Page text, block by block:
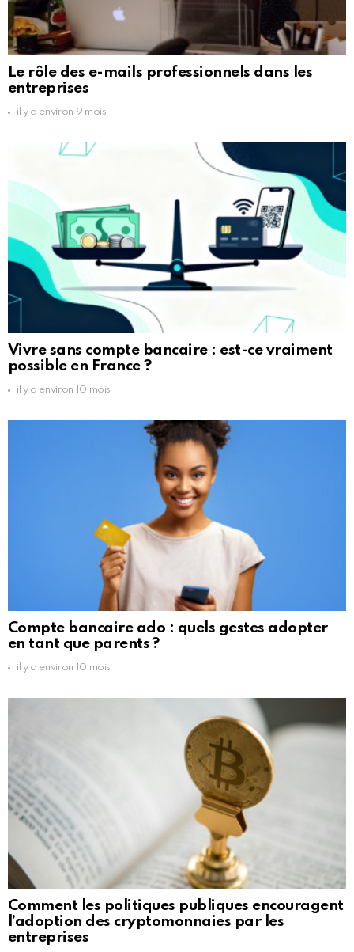
Le rôle des e-mails professionnels dans les
entreprises
il y a environ 9 mois
Vivre sans compte bancaire : est-ce vraiment
possible en France ?
il y a environ 10 mois
Compte bancaire ado : quels gestes adopter
en tant que parents ?
il y a environ 10 mois
Comment les politiques publiques encouragent
l’adoption des cryptomonnaies par les
entreprises